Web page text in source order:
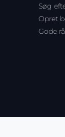
Søg
Opret
Gode